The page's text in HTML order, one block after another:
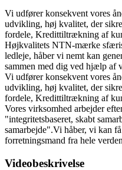
Vi udfører konsekvent vores
udvikling, høj kvalitet, der
fordele, Kredittiltrækning af
Højkvalitets NTN-mærke
ledleje, håber vi nemt kan
sammen med dig ved hjælp af
Vi udfører konsekvent vores
udvikling, høj kvalitet, der
fordele, Kredittiltrækning af
Vores virksomhed arbejder
"integritetsbaseret, skabt
samarbejde".Vi håber, vi kan
forretningsmand fra hele
Videobeskrivelse